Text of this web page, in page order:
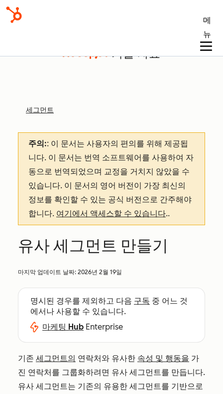
메
뉴
기술 자료
세그먼트
주의:: 이 문서는 사용자의 편의를 위해 제공됩
니다. 이 문서는 번역 소프트웨어를 사용하여 자
동으로 번역되었으며 교정을 거치지 않았을 수
있습니다. 이 문서의 영어 버전이 가장 최신의
정보를 확인할 수 있는 공식 버전으로 간주해야
합니다. 여기에서 액세스할 수 있습니다..
유사 세그먼트 만들기
마지막 업데이트 날짜: 2026년 2월 19일
명시된 경우를 제외하고 다음 구독 중 어느 것
에서나 사용할 수 있습니다.
마케팅 Hub Enterprise
기존 세그먼트의 연락처와 유사한 속성 및 행동을 가
진 연락처를 그룹화하려면 유사 세그먼트를 만듭니다.
유사 세그먼트는 기존의 유용한 세그먼트를 기반으로